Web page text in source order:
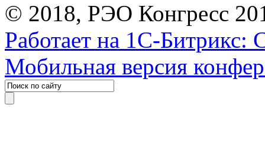
© 2018, РЭО Конгресс
Работает на 1С-Битрикс:
Мобильная версия